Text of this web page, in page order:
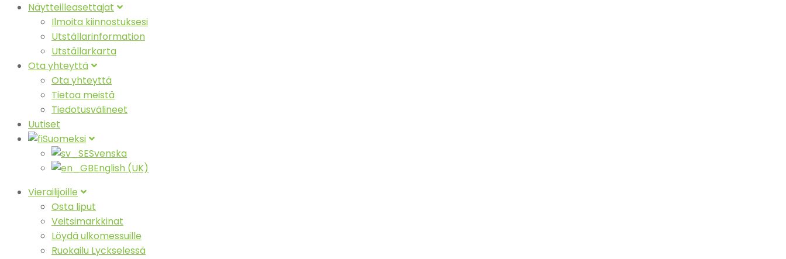
Näytteilleasettajat
Ilmoita kiinnostuksesi
Utställarinformation
Utställarkarta
Ota yhteyttä
Ota yhteyttä
Tietoa meistä
Tiedotusvälineet
Uutiset
Suomeksi
Svenska
English (UK)
Vierailijoille
Osta liput
Veitsimarkkinat
Löydä ulkomessuille
Ruokailu Lyckselessä